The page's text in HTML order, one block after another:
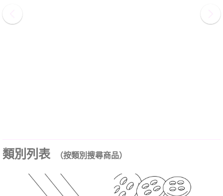
類別列表 （按類別搜尋商品）